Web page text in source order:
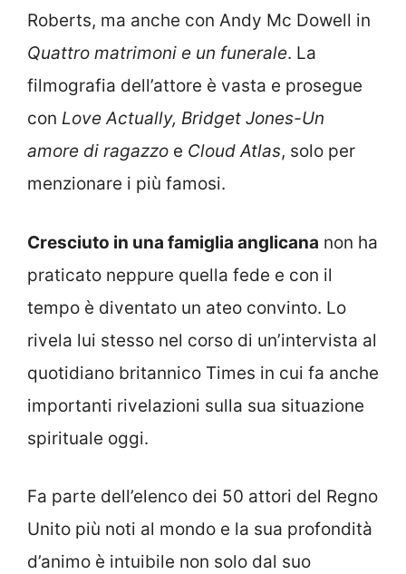
Roberts, ma anche con Andy Mc Dowell in
Quattro matrimoni e un funerale. La
filmografia dell’attore è vasta e prosegue
con Love Actually, Bridget Jones-Un
amore di ragazzo e Cloud Atlas, solo per
menzionare i più famosi.
Cresciuto in una famiglia anglicana non ha
praticato neppure quella fede e con il
tempo è diventato un ateo convinto. Lo
rivela lui stesso nel corso di un’intervista al
quotidiano britannico Times in cui fa anche
importanti rivelazioni sulla sua situazione
spirituale oggi.
Fa parte dell’elenco dei 50 attori del Regno
Unito più noti al mondo e la sua profondità
d’animo è intuibile non solo dal suo